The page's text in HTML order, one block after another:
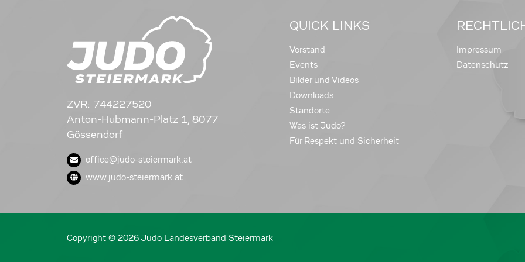
ZVR: 744227520
Anton-Hubmann-Platz 1, 8077
Gössendorf
office@judo-steiermark.at
www.judo-steiermark.at
QUICK LINKS
Vorstand
Events
Bilder und Videos
Downloads
Standorte
Was ist Judo?
Für Respekt und Sicherheit
Impressum
Datenschutz
Copyright © 2026 Judo Landesverband Steiermark